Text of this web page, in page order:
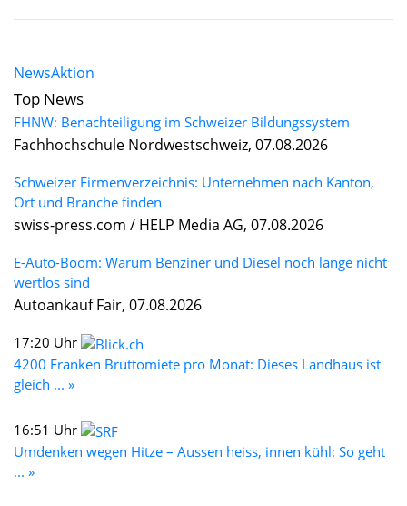
NewsAktion
Top News
FHNW: Benachteiligung im Schweizer Bildungssystem
Fachhochschule Nordwestschweiz, 07.08.2026
Schweizer Firmenverzeichnis: Unternehmen nach Kanton,
Ort und Branche finden
swiss-press.com / HELP Media AG, 07.08.2026
E-Auto-Boom: Warum Benziner und Diesel noch lange nicht
wertlos sind
Autoankauf Fair, 07.08.2026
17:20 Uhr
4200 Franken Bruttomiete pro Monat: Dieses Landhaus ist
gleich ... »
16:51 Uhr
Umdenken wegen Hitze – Aussen heiss, innen kühl: So geht
... »